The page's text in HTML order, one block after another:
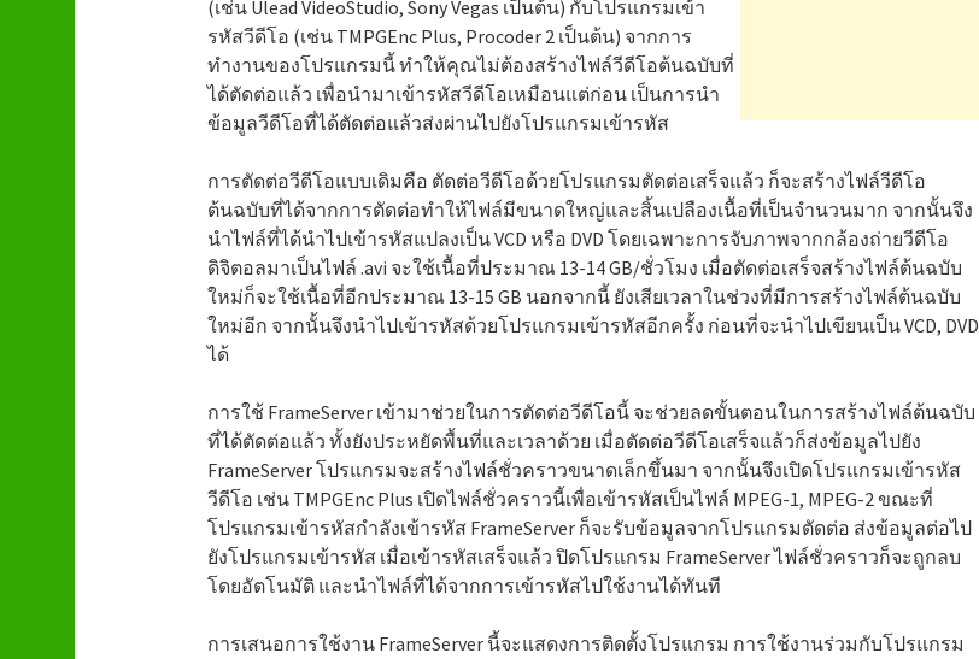
(เช่น Ulead VideoStudio, Sony Vegas เป็นต้น) กับโปรแกรมเข้า
รหัสวีดีโอ (เช่น TMPGEnc Plus, Procoder 2 เป็นต้น) จากการ
ทำงานของโปรแกรมนี้ ทำให้คุณไม่ต้องสร้างไฟล์วีดีโอต้นฉบับที่
ได้ตัดต่อแล้ว เพื่อนำมาเข้ารหัสวีดีโอเหมือนแต่ก่อน เป็นการนำ
ข้อมูลวีดีโอที่ได้ตัดต่อแล้วส่งผ่านไปยังโปรแกรมเข้ารหัส
การตัดต่อวีดีโอแบบเดิมคือ ตัดต่อวีดีโอด้วยโปรแกรมตัดต่อเสร็จแล้ว ก็จะสร้างไฟล์วีดีโอ
ต้นฉบับที่ได้จากการตัดต่อทำให้ไฟล์มีขนาดใหญ่และสิ้นเปลืองเนื้อที่เป็นจำนวนมาก จากนั้นจึง
นำไฟล์ที่ได้นำไปเข้ารหัสแปลงเป็น VCD หรือ DVD โดยเฉพาะการจับภาพจากกล้องถ่ายวีดีโอ
ดิจิตอลมาเป็นไฟล์ .avi จะใช้เนื้อที่ประมาณ 13-14 GB/ชั่วโมง เมื่อตัดต่อเสร็จสร้างไฟล์ต้นฉบับ
ใหม่ก็จะใช้เนื้อที่อีกประมาณ 13-15 GB นอกจากนี้ ยังเสียเวลาในช่วงที่มีการสร้างไฟล์ต้นฉบับ
ใหม่อีก จากนั้นจึงนำไปเข้ารหัสด้วยโปรแกรมเข้ารหัสอีกครั้ง ก่อนที่จะนำไปเขียนเป็น VCD, DVD
ได้
การใช้ FrameServer เข้ามาช่วยในการตัดต่อวีดีโอนี้ จะช่วยลดขั้นตอนในการสร้างไฟล์ต้นฉบับ
ที่ได้ตัดต่อแล้ว ทั้งยังประหยัดพื้นที่และเวลาด้วย เมื่อตัดต่อวีดีโอเสร็จแล้วก็ส่งข้อมูลไปยัง
FrameServer โปรแกรมจะสร้างไฟล์ชั่วคราวขนาดเล็กขึ้นมา จากนั้นจึงเปิดโปรแกรมเข้ารหัส
วีดีโอ เช่น TMPGEnc Plus เปิดไฟล์ชั่วคราวนี้เพื่อเข้ารหัสเป็นไฟล์ MPEG-1, MPEG-2 ขณะที่
โปรแกรมเข้ารหัสกำลังเข้ารหัส FrameServer ก็จะรับข้อมูลจากโปรแกรมตัดต่อ ส่งข้อมูลต่อไป
ยังโปรแกรมเข้ารหัส เมื่อเข้ารหัสเสร็จแล้ว ปิดโปรแกรม FrameServer ไฟล์ชั่วคราวก็จะถูกลบ
โดยอัตโนมัติ และนำไฟล์ที่ได้จากการเข้ารหัสไปใช้งานได้ทันที
การเสนอการใช้งาน FrameServer นี้จะแสดงการติดตั้งโปรแกรม การใช้งานร่วมกับโปรแกรม